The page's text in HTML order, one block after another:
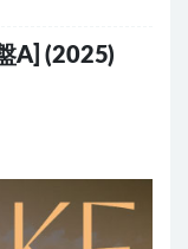
A] (2025)